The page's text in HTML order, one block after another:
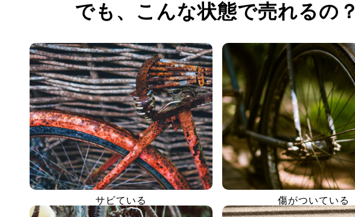
でも、 こんな状態で売れるの？
サビている 傷がついている